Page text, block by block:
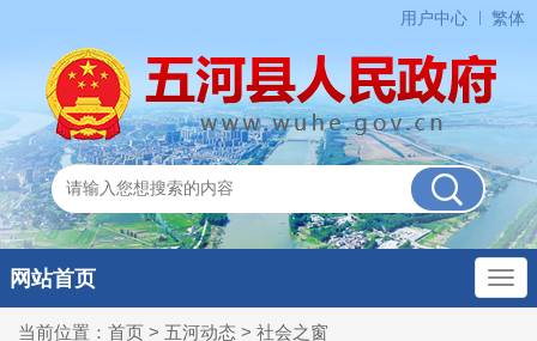
用户中心 繁体
网站首页
当前位置： 首页 > 五河动态 > 社会之窗